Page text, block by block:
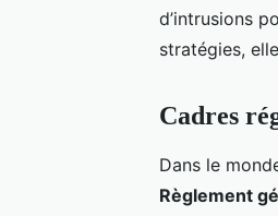
d’intrusions
stratégies,
Cadres
Dans le
Règlement